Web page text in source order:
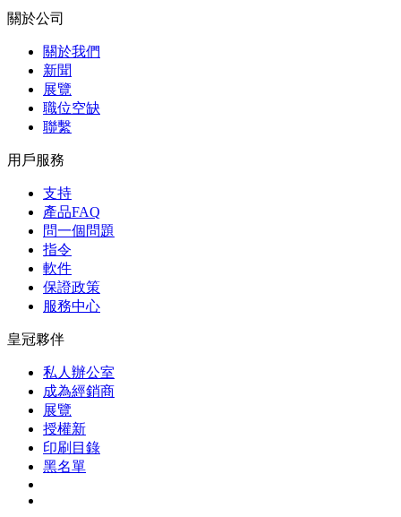
關於公司
關於我們
新聞
展覽
職位空缺
聯繫
用戶服務
支持
產品FAQ
問一個問題
指令
軟件
保證政策
服務中心
皇冠夥伴
私人辦公室
成為經銷商
展覽
授權新
印刷目錄
黑名單